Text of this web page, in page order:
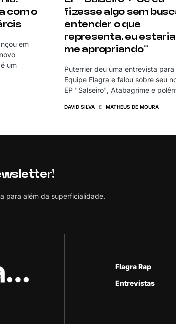
com o
em
um
fizesse algo sem
entender o que
representa, eu
me apropriando”
Puterrier deu uma entrevista para
Equipe Flagra e falou sobre seu
EP "Salseiro", Atabagrime e
DAVID SILVA E MATHEUS DE MOURA
para além da superficialidade.
Flagra Rap
Entrevistas